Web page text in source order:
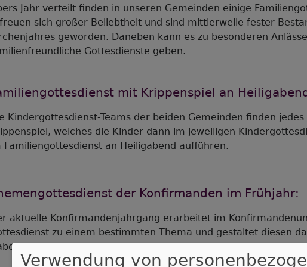
Jahr verteilt finden in unseren Gemeinden einige
sich großer Beliebtheit und sind mittlerweile fester
geworden. Daneben kann es zu besonderen
Gottesdienste geben.
mit Krippenspiel an
Kindergottesdienst-Teams der beiden Gemeinden finden
welches die Kinder dann im jeweiligen
Familiengottesdienst an Heiligabend aufführen.
der Konfirmanden im Frühjahr:
aktuelle Konfirmandenjahrgang erarbeitet im
zu einem bestimmten Thema und gestaltet diesen
hat so manche/r schon sein Talent zum Redner entdeckt …
Verwendung von